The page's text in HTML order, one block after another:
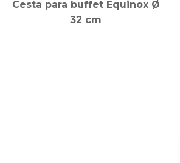
Cesta para buffet Equinox Ø
32 cm